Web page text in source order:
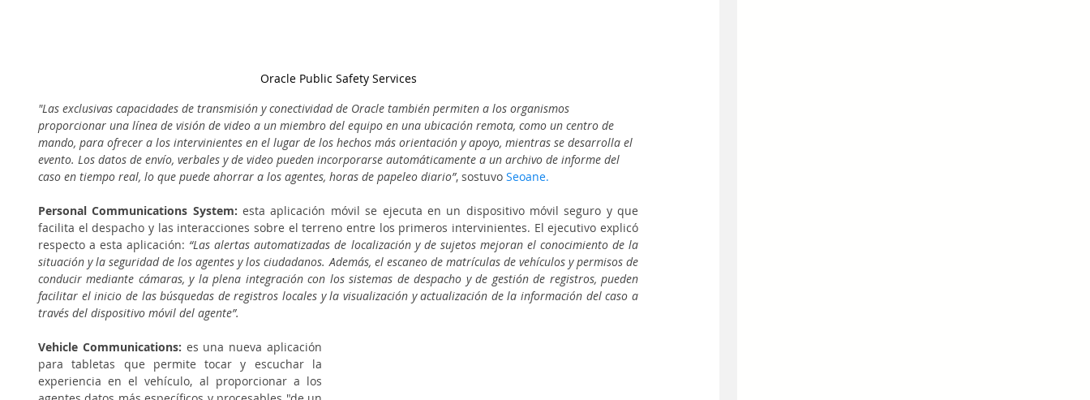
Oracle Public Safety Services
"Las exclusivas capacidades de transmisión y conectividad de Oracle también permiten a los organismos
proporcionar una línea de visión de video a un miembro del equipo en una ubicación remota, como un centro de
mando, para ofrecer a los intervinientes en el lugar de los hechos más orientación y apoyo, mientras se desarrolla el
evento. Los datos de envío, verbales y de video pueden incorporarse automáticamente a un archivo de informe del
caso en tiempo real, lo que puede ahorrar a los agentes, horas de papeleo diario”, sostuvo Seoane.
Personal Communications System: esta aplicación móvil se ejecuta en un dispositivo móvil seguro y que
facilita el despacho y las interacciones sobre el terreno entre los primeros intervinientes. El ejecutivo explicó
respecto a esta aplicación: “Las alertas automatizadas de localización y de sujetos mejoran el conocimiento de la
situación y la seguridad de los agentes y los ciudadanos. Además, el escaneo de matrículas de vehículos y permisos de
conducir mediante cámaras, y la plena integración con los sistemas de despacho y de gestión de registros, pueden
facilitar el inicio de las búsquedas de registros locales y la visualización y actualización de la información del caso a
través del dispositivo móvil del agente”.
Vehicle Communications: es una nueva aplicación
para tabletas que permite tocar y escuchar la
experiencia en el vehículo, al proporcionar a los